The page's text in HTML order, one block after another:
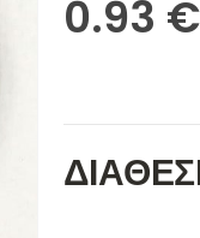
0.93 €